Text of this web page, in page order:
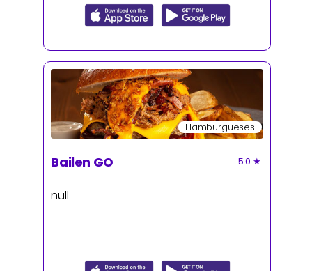
cruixent com mai abans no has provat.
Hamburgueses
Bailen GO 5.0 ★
null